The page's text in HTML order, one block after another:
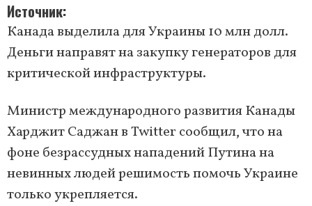
Источник
Канада выделила для Украины 10 млн долл.
Деньги направят на закупку генераторов для
критической инфраструктуры.
Министр международного развития Канады
Харджит Саджан в Twitter сообщил, что на
фоне безрассудных нападений Путина на
невинных людей решимость помочь Украине
только укрепляется.